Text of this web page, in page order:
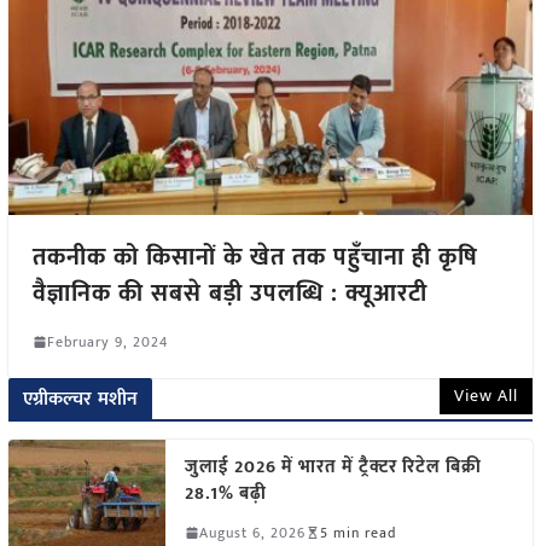
तकनीक को किसानों के खेत तक पहुँचाना ही कृषि
वैज्ञानिक की सबसे बड़ी उपलब्धि : क्यूआरटी
February 9, 2024
एग्रीकल्चर मशीन View All
जुलाई 2026 में भारत में ट्रैक्टर रिटेल बिक्री
28.1% बढ़ी
August 6, 2026 5 min read